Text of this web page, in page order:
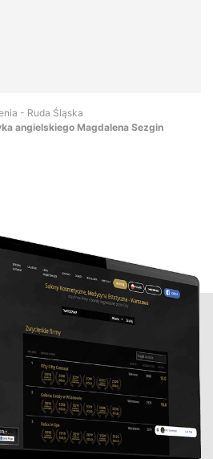
- Ruda Śląska
angielskiego Magdalena Sezgin